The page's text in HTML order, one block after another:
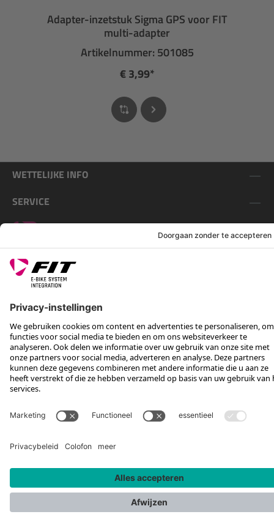
Adapter-inzetstuk Sigma GPS voor FIT
multi-adapter
Artikelnummer: 501085
€ 3,99*
WETTELIJKE INFO
SERVICE
*Aanbevolen verkoopprijs incl. btw, excl. verzendkosten
Rotax Bike Technology AG © 2025